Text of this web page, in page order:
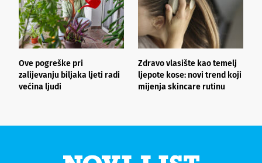
Ove pogreške pri
zalijevanju biljaka ljeti radi
većina ljudi
Zdravo vlasište kao temelj
ljepote kose: novi trend koji
mijenja skincare rutinu